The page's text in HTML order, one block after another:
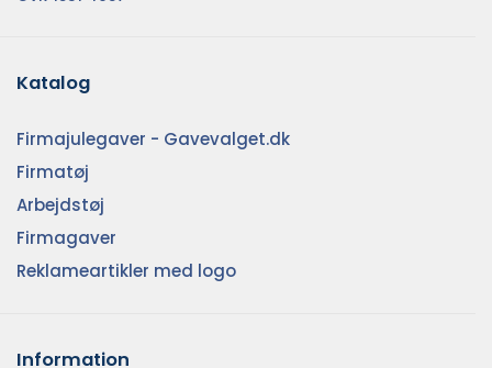
Katalog
Firmajulegaver - Gavevalget.dk
Firmatøj
Arbejdstøj
Firmagaver
Reklameartikler med logo
Information